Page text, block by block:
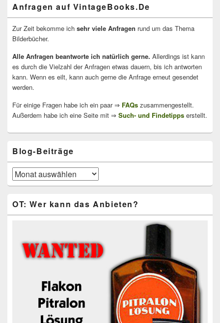
Anfragen auf VintageBooks.De
Zur Zeit bekomme ich sehr viele Anfragen rund um das Thema
Bilderbücher.
Alle Anfragen beantworte ich natürlich gerne. Allerdings ist kann
es durch die Vielzahl der Anfragen etwas dauern, bis ich antworten
kann. Wenn es eilt, kann auch gerne die Anfrage erneut gesendet
werden.
Für einige Fragen habe ich ein paar ⇒ FAQs zusammengestellt.
Außerdem habe ich eine Seite mit ⇒ Such- und Findetipps erstellt.
Blog-Beiträge
Blog-
Beiträge
OT: Wer kann das Anbieten?